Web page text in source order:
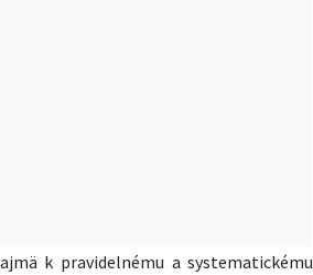
k pravidelnému a systematickému